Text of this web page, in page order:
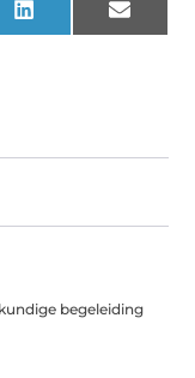
LinkedIn Email
begeleiding